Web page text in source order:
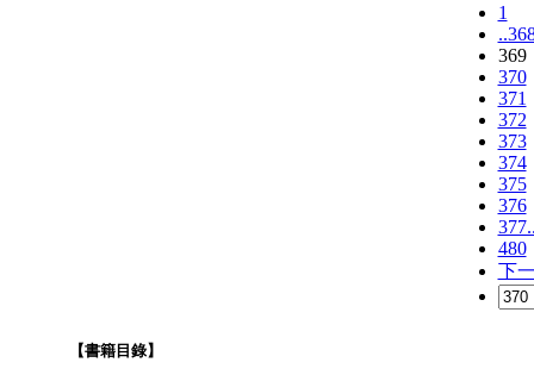
1
369
370
371
372
373
374
375
376
480
下
【書籍目錄】